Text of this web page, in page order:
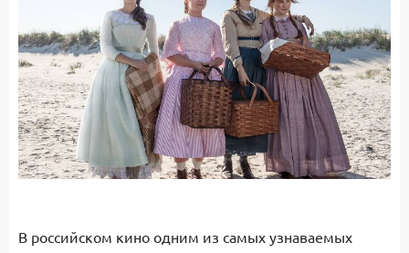
В российском кино одним из самых узнаваемых